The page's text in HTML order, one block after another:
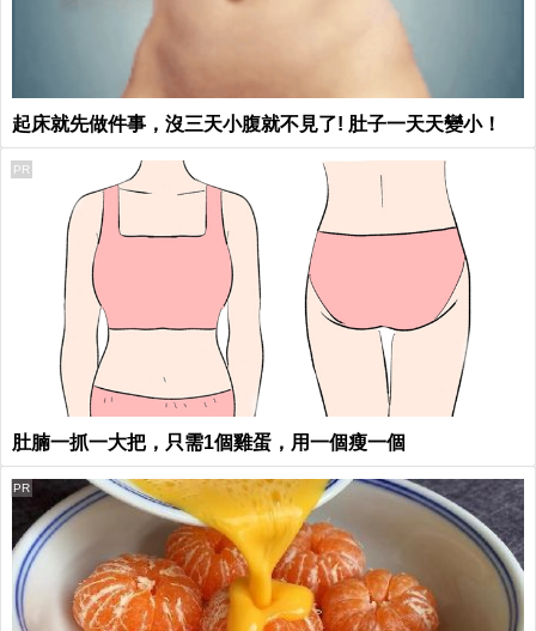
起床就先做件事，沒三天小腹就不見了! 肚子一天天變小！
肚腩一抓一大把，只需1個雞蛋，用一個瘦一個
PR
PR